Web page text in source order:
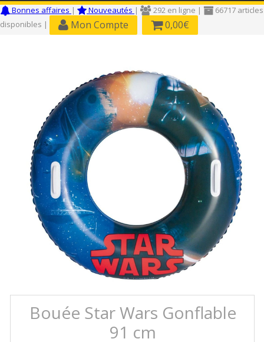
Bonnes affaires | Nouveautés | 292 en ligne |
66717 articles
disponibles |
Mon Compte 0,00€
Bouée Star Wars Gonflable
91 cm